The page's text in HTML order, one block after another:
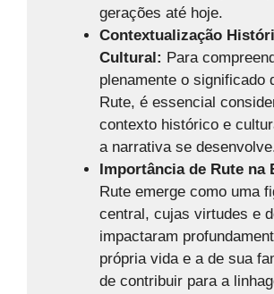
gerações até hoje.
Contextualização
Cultural: Para
plenamente o significado
Rute, é essencial
contexto histórico e
a narrativa se
Importância de Rute na
Rute emerge como uma
central, cujas virtudes e
impactaram
própria vida e a de sua
de contribuir para a